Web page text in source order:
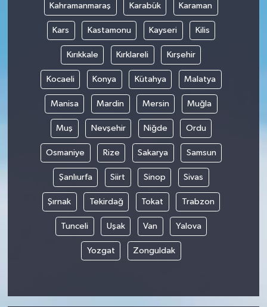
Kahramanmaraş Karabük Karaman
Kars Kastamonu Kayseri Kilis
Kırıkkale Kırklareli Kırşehir
Kocaeli Konya Kütahya Malatya
Manisa Mardin Mersin Muğla
Muş Nevşehir Niğde Ordu
Osmaniye Rize Sakarya Samsun
Şanlıurfa Siirt Sinop Sivas
Şırnak Tekirdağ Tokat Trabzon
Tunceli Uşak Van Yalova
Yozgat Zonguldak